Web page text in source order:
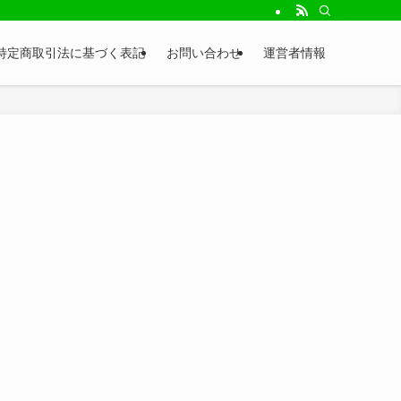
定商取引法に基づく表記 お問い合わせ 運営者情報